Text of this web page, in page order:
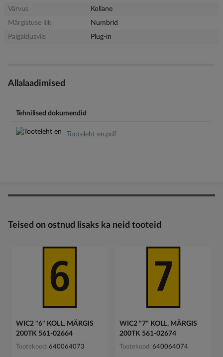
Värvus
Kollane
Märgistuse liik
Numbrid
Paigaldusviis
Plug-in
Allalaadimised
Tehnilised dokumendid
Tooteleht en.pdf
Teised on ostnud lisaks ka neid tooteid
WIC2 "6" KOLL. MÄRGIS
200TK 561-02664
Tootekood 640064073
WIC2 "7" KOLL. MÄRGIS
200TK 561-02674
Tootekood 640064074